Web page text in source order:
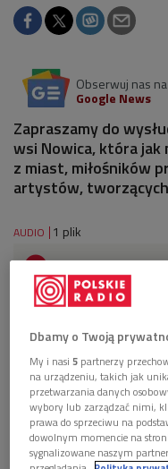
Obserwuj nas na
Google News
Zapraszamy do
wsi Nowica, która jak
z miast, miłośników
artystów,
AUDIO 1 plik

Raj na uboczu.
Dbamy o Twoją
My i nasi5 partnerzy
na urządzeniu, takich jak
przetwarzania danych
wybory lub zarządzać nimi,
prawa do sprzeciwu na
dowolnym momencie na
sygnalizowane naszym